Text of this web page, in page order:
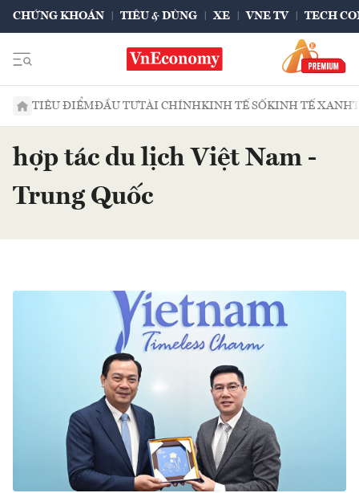
CHỨNG KHOÁN TIÊU & DÙNG XE VNE TV TECH
TIÊU ĐIỂMĐẦU TƯTÀI CHÍNHKINH TẾ SỐKINH TẾ XANH
hợp tác du lịch Việt Nam -
Trung Quốc